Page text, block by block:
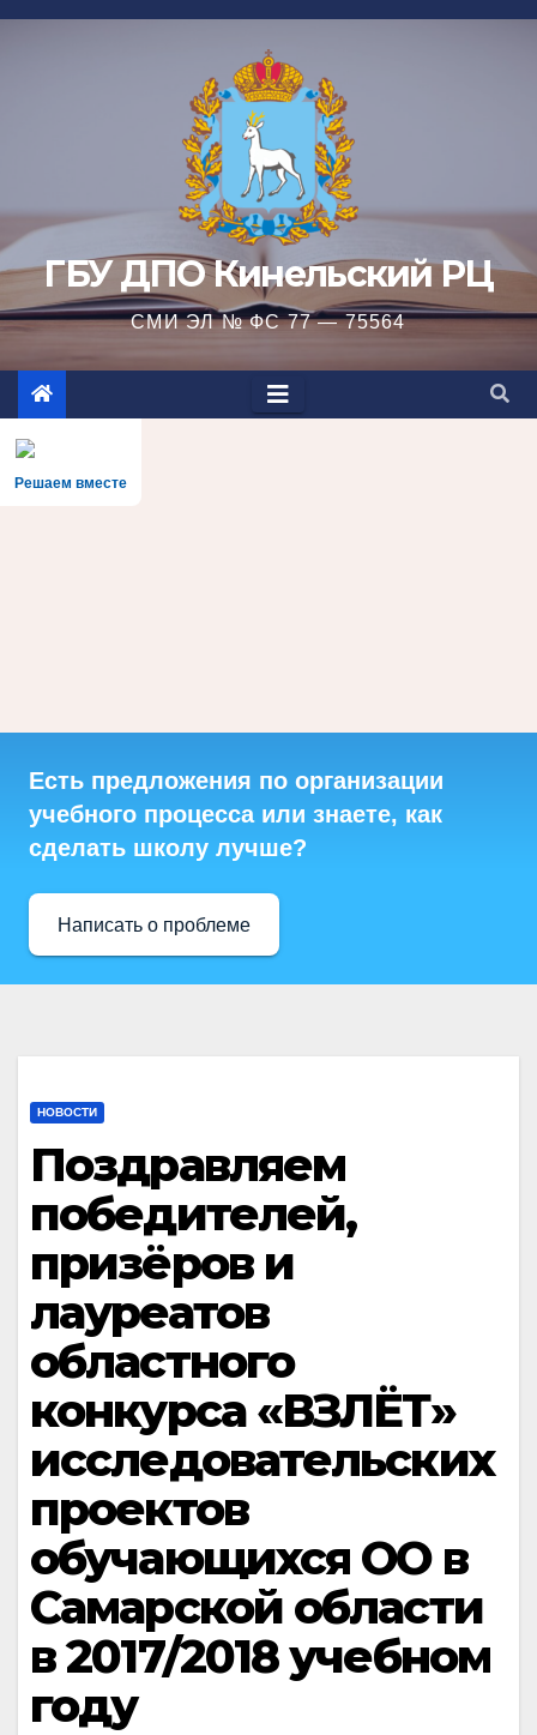
Перейти
ГБУ ДПО Кинельский РЦ
СМИ ЭЛ № ФС 77 — 75564
Решаем вместе
Есть предложения по организации
учебного процесса или знаете, как
сделать школу лучше?
Написать о проблеме
НОВОСТИ
Поздравляем
победителей,
призёров и
лауреатов
областного
конкурса «ВЗЛЁТ»
исследовательских
проектов
обучающихся ОО в
Самарской области
в 2017/2018 учебном
году